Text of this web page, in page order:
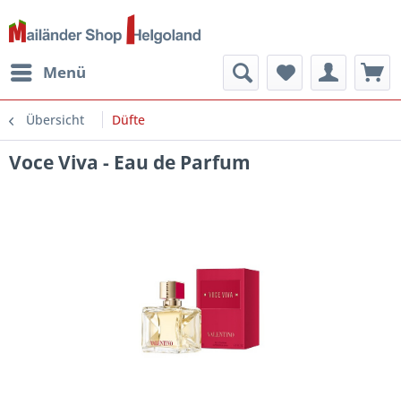
Menü
Übersicht Düfte
Voce Viva - Eau de Parfum